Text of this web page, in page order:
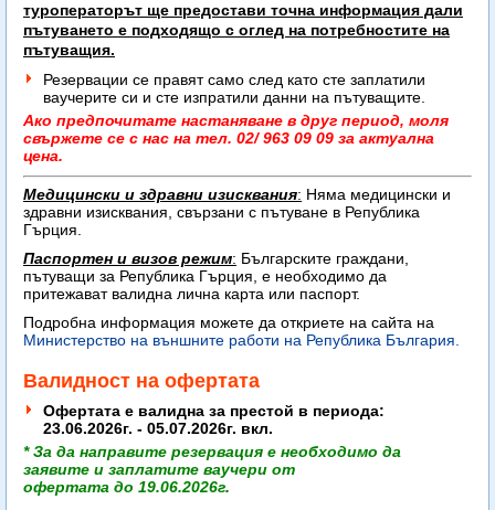
туроператорът ще предостави точна информация дали
пътуването е подходящо с оглед на потребностите на
пътуващия.
Резервации се правят само след като сте заплатили
ваучерите си и сте изпратили данни на пътуващите.
Ако предпочитате настаняване в друг период, моля
свържете се с нас на тел. 02/ 963 09 09 за актуална
цена.
Медицински и здравни изисквания: Няма медицински и
здравни изисквания, свързани с пътуване в Република
Гърция.
Паспортен и визов режим: Българските граждани,
пътуващи за Република Гърция, е необходимо да
притежават валидна лична карта или паспорт.
Подробна информация можете да откриете на сайта на
Министерство на външните работи на Република България.
Валидност на офертата
Офертата е валидна за престой в периода:
23.06.2026г. - 05.07.2026г. вкл.
* За да направите резервация е необходимо да
заявите и заплатите ваучери от
офертата до 19.06.2026г.